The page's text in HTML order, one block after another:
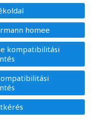
homee
kompatibilitási